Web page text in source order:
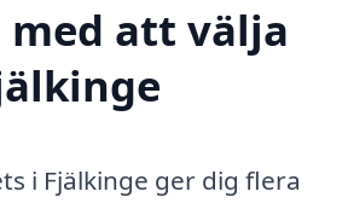
med att välja
i Fjälkinge ger dig flera